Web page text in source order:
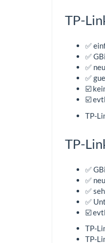
TP-
✅
✅
✅
✅
☑️
☑️
TP-
TP-
✅
✅
✅
✅
☑️
TP-
TP-